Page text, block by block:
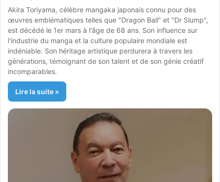
Akira Toriyama, célèbre mangaka japonais connu pour des
œuvres emblématiques telles que "Dragon Ball" et "Dr Slump",
est décédé le 1er mars à l'âge de 68 ans. Son influence sur
l'industrie du manga et la culture populaire mondiale est
indéniable. Son héritage artistique perdurera à travers les
générations, témoignant de son talent et de son génie créatif
incomparables.
Lire la suite »